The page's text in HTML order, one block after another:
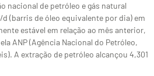
nacional de petróleo e gás natural
(barris de óleo equivalente por dia) em
estável em relação ao mês anterior,
ANP (Agência Nacional do Petróleo,
A extração de petróleo alcançou 4,301